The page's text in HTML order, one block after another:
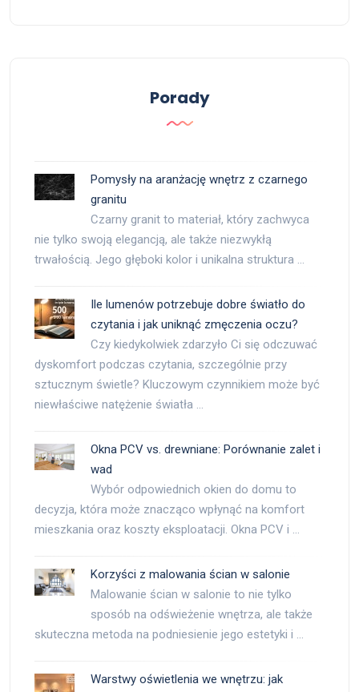
Porady
Pomysły na aranżację wnętrz z czarnego
granitu
Czarny granit to materiał, który zachwyca
nie tylko swoją elegancją, ale także niezwykłą
trwałością. Jego głęboki kolor i unikalna struktura …
Ile lumenów potrzebuje dobre światło do
czytania i jak uniknąć zmęczenia oczu?
Czy kiedykolwiek zdarzyło Ci się odczuwać
dyskomfort podczas czytania, szczególnie przy
sztucznym świetle? Kluczowym czynnikiem może być
niewłaściwe natężenie światła …
Okna PCV vs. drewniane: Porównanie zalet i
wad
Wybór odpowiednich okien do domu to
decyzja, która może znacząco wpłynąć na komfort
mieszkania oraz koszty eksploatacji. Okna PCV i …
Korzyści z malowania ścian w salonie
Malowanie ścian w salonie to nie tylko
sposób na odświeżenie wnętrza, ale także
skuteczna metoda na podniesienie jego estetyki i …
Warstwy oświetlenia we wnętrzu: jak